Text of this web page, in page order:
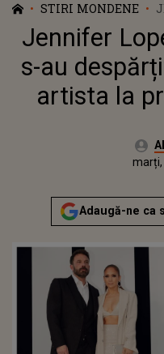
STIRI MONDENE
Jennifer
s-au
artista la
Autor:
Adaugă-ne ca